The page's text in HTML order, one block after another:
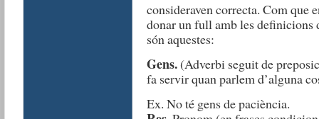
consideraven correcta. Com que
donar un full amb les definicions
són aquestes:
Gens.(Adverbi seguit de
fa servir quan parlem d’alguna
Ex. No té gens de paciència.